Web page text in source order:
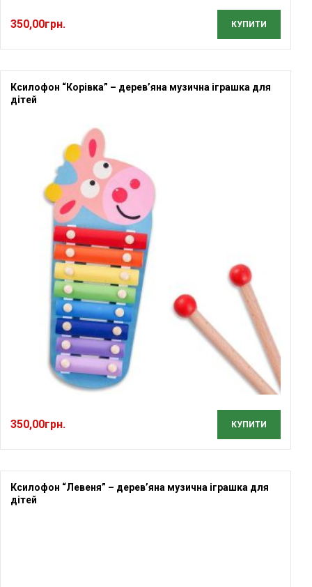
350,00грн. КУПИТИ
Ксилофон “Корівка” – дерев’яна музична іграшка для
дітей
350,00грн. КУПИТИ
Ксилофон “Левеня” – дерев’яна музична іграшка для
дітей